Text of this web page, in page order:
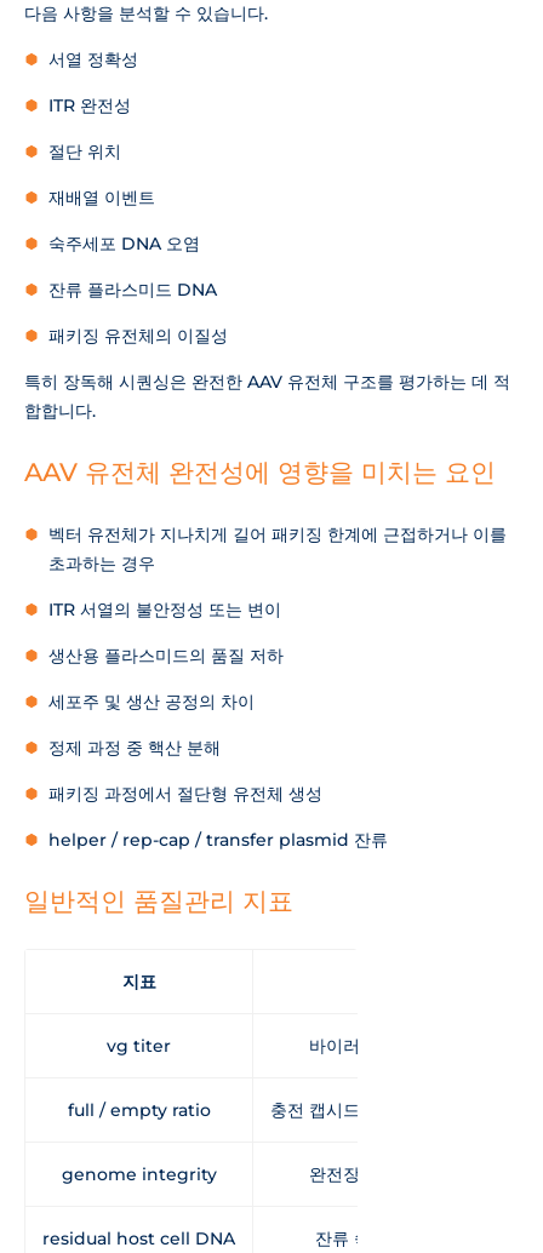
다음 사항을 분석할 수 있습니다.
서열 정확성
ITR 완전성
절단 위치
재배열 이벤트
숙주세포 DNA 오염
잔류 플라스미드 DNA
패키징 유전체의 이질성
특히 장독해 시퀀싱은 완전한 AAV 유전체 구조를 평가하는 데 적
합합니다.
AAV 유전체 완전성에 영향을 미치는 요인
벡터 유전체가 지나치게 길어 패키징 한계에 근접하거나 이를
초과하는 경우
ITR 서열의 불안정성 또는 변이
생산용 플라스미드의 품질 저하
세포주 및 생산 공정의 차이
정제 과정 중 핵산 분해
패키징 과정에서 절단형 유전체 생성
helper / rep-cap / transfer plasmid 잔류
일반적인 품질관리 지표
지표
vg titer 바이러스 유전체 역가
full / empty ratio 충전 캡시드와 빈 캡시드의 비율
genome integrity 완전장 유전체의 비율
residual host cell DNA 잔류 숙주세포 DNA